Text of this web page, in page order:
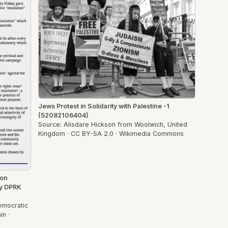
DPRK
·
Jews Protest in Solidarity with Palestine -1
(52082106404)
Source: Alisdare Hickson from Woolwich, United
Kingdom · CC BY-SA 2.0 · Wikimedia Commons